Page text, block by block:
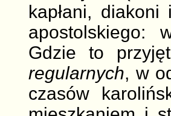
kapłani,
apostolskiego:
Gdzie to
regularnych, w
czasów